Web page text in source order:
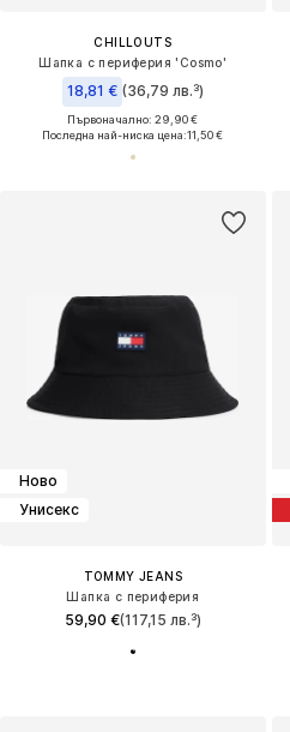
CHILLOUTS
Шапка с периферия 'Cosmo'
18,81 € (36,79 лв.³)
Първоначално: 29,90 €
Последна най-ниска цена:11,50 €
Ново
Унисекс
TOMMY JEANS
Шапка с периферия
59,90 €(117,15 лв.³)